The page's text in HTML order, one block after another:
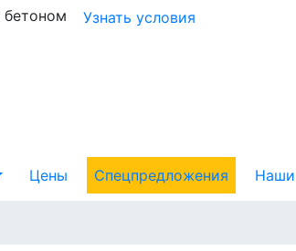
Узнать условия
Цены Спецпредложения Наши